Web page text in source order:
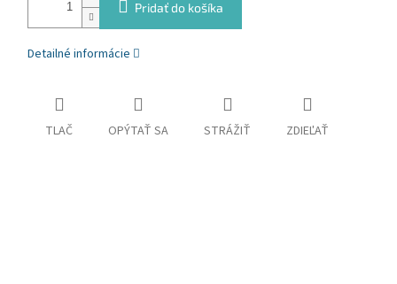
Pridať do košíka
Detailné informácie
TLAČ OPÝTAŤ SA STRÁŽIŤ ZDIEĽAŤ